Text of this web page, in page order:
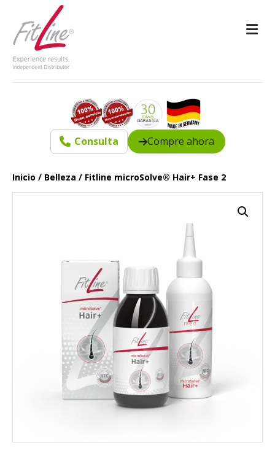
Consulta Compre ahora
Inicio / Belleza / Fitline microSolve® Hair+ Fase 2